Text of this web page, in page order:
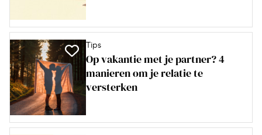
Tips
Op vakantie met je partner? 4
manieren om je relatie te
versterken